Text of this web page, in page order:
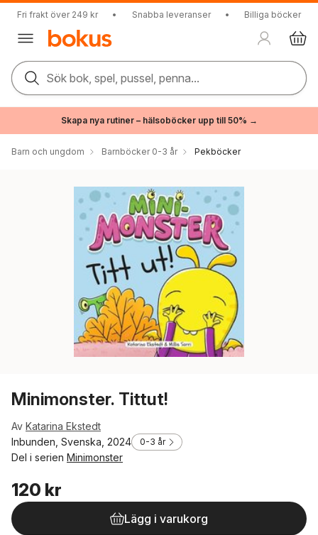
Fri frakt över 249 kr • Snabba leveranser • Billiga böcker
Sök bok, spel, pussel, penna...
Skapa nya rutiner – hälsoböcker upp till 50% →
Barn och ungdom Barnböcker 0-3 år Pekböcker
Minimonster. Tittut!
Av Katarina Ekstedt
Inbunden, Svenska, 2024
0-3 år
Del i serien Minimonster
120 kr
Lägg i varukorg